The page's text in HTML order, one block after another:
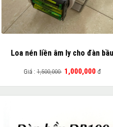
Loa nén liền âm ly cho đàn bầu
Giá :1,500,000 1,000,000 đ